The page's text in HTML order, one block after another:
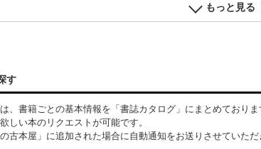
もっと見る
す
、書籍ごとの基本情報を「書誌カタログ」にまとめておりま
しい本のリクエストが可能です。
古本屋」に追加された場合に自動通知をお送りさせていただ